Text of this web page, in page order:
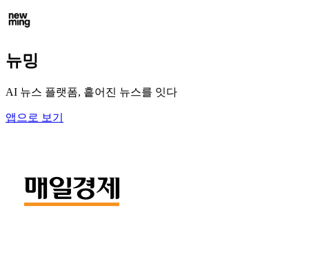
뉴밍
AI 뉴스 플랫폼, 흩어진 뉴스를 잇다
앱으로 보기